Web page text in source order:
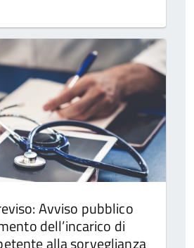
Avviso pubblico
dell’incarico di
alla sorveglianza